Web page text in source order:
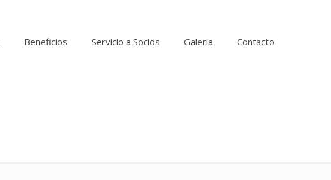
Beneficios Servicio a Socios Galeria Contacto